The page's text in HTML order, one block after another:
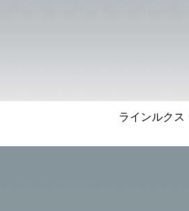
ラインルクス